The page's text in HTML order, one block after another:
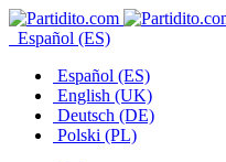
Español (ES)
Español (ES)
English (UK)
Deutsch (DE)
Polski (PL)